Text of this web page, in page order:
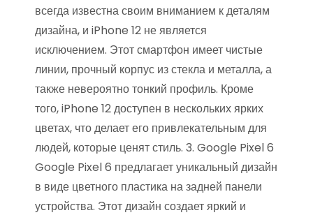
всегда известна своим вниманием к деталям
дизайна, и iPhone 12 не является
исключением. Этот смартфон имеет чистые
линии, прочный корпус из стекла и металла, а
также невероятно тонкий профиль. Кроме
того, iPhone 12 доступен в нескольких ярких
цветах, что делает его привлекательным для
людей, которые ценят стиль. 3. Google Pixel 6
Google Pixel 6 предлагает уникальный дизайн
в виде цветного пластика на задней панели
устройства. Этот дизайн создает яркий и